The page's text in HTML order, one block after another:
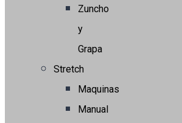
Zuncho
y
Grapa
Stretch
Maquinas
Manual